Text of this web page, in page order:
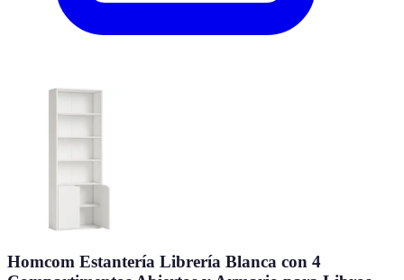
Homcom Estantería Librería Blanca con 4